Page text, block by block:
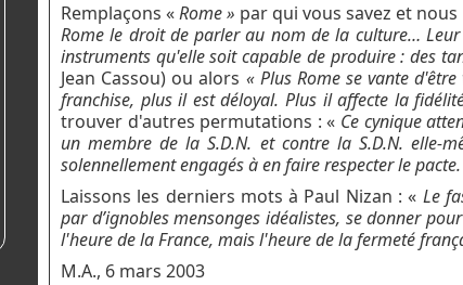
Remplaçons «Rome » par qui vous savez et
Rome le droit de parler au nom de la culture…
instruments qu'elle soit capable de produire : des
Jean Cassou) ou alors « Plus Rome se vante
franchise, plus il est déloyal. Plus il affecte la
trouver d'autres permutations : « Ce cynique
un membre de la S.D.N. et contre la S.D.N. elle-
solennellement engagés à en faire respecter le pacte.
Laissons les derniers mots à Paul Nizan : « Le
par d’ignobles mensonges idéalistes, se donner
l'heure de la France, mais l'heure de la fermeté
M.A., 6 mars 2003